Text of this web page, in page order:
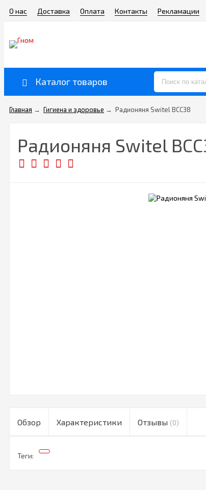
О нас Доставка Оплата Контакты Рекламации
Каталог товаров
Главная → Гигиена и здоровье → Радионяня Switel BCC38
Радионяня Switel
Обзор Характеристики Отзывы (0)
Теги: